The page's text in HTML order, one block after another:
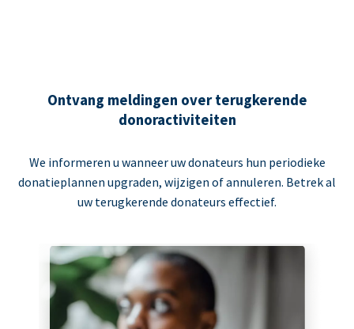
Ontvang meldingen over terugkerende
donoractiviteiten
We informeren u wanneer uw donateurs hun periodieke
donatieplannen upgraden, wijzigen of annuleren. Betrek al
uw terugkerende donateurs effectief.